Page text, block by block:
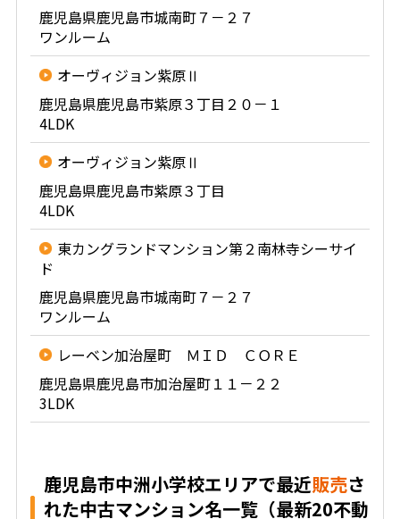
鹿児島県鹿児島市城南町７－２７
ワンルーム
オーヴィジョン紫原Ⅱ
鹿児島県鹿児島市紫原３丁目２０－１
4LDK
オーヴィジョン紫原Ⅱ
鹿児島県鹿児島市紫原３丁目
4LDK
東カングランドマンション第２南林寺シーサイ
ド
鹿児島県鹿児島市城南町７－２７
ワンルーム
レーベン加治屋町 ＭＩＤ ＣＯＲＥ
鹿児島県鹿児島市加治屋町１１－２２
3LDK
鹿児島市中洲小学校エリアで最近販売さ
れた中古マンション名一覧（最新20不動